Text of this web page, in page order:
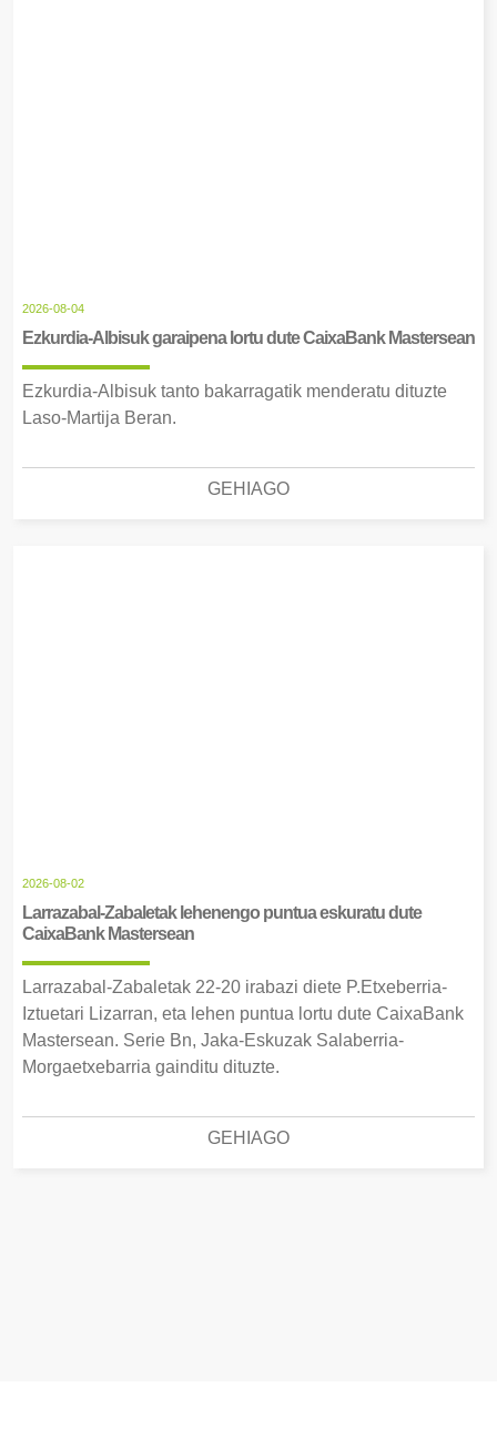
2026-08-04
Ezkurdia-Albisuk garaipena lortu dute CaixaBank Mastersean
Ezkurdia-Albisuk tanto bakarragatik menderatu dituzte
Laso-Martija Beran.
GEHIAGO
2026-08-02
Larrazabal-Zabaletak lehenengo puntua eskuratu dute
CaixaBank Mastersean
Larrazabal-Zabaletak 22-20 irabazi diete P.Etxeberria-
Iztuetari Lizarran, eta lehen puntua lortu dute CaixaBank
Mastersean. Serie Bn, Jaka-Eskuzak Salaberria-
Morgaetxebarria gainditu dituzte.
GEHIAGO